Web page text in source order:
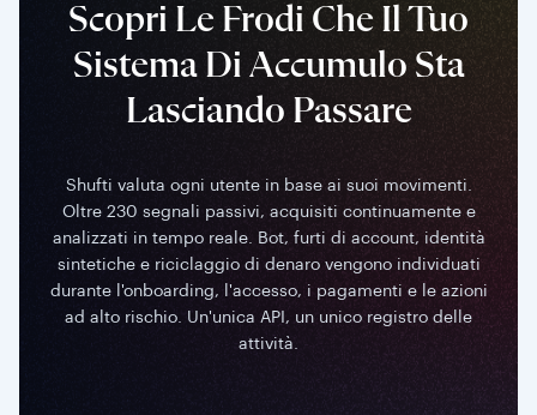
Scopri Le Frodi Che Il Tuo
Sistema Di Accumulo Sta
Lasciando Passare
Shufti valuta ogni utente in base ai suoi movimenti.
Oltre 230 segnali passivi, acquisiti continuamente e
analizzati in tempo reale. Bot, furti di account, identità
sintetiche e riciclaggio di denaro vengono individuati
durante l'onboarding, l'accesso, i pagamenti e le azioni
ad alto rischio. Un'unica API, un unico registro delle
attività.